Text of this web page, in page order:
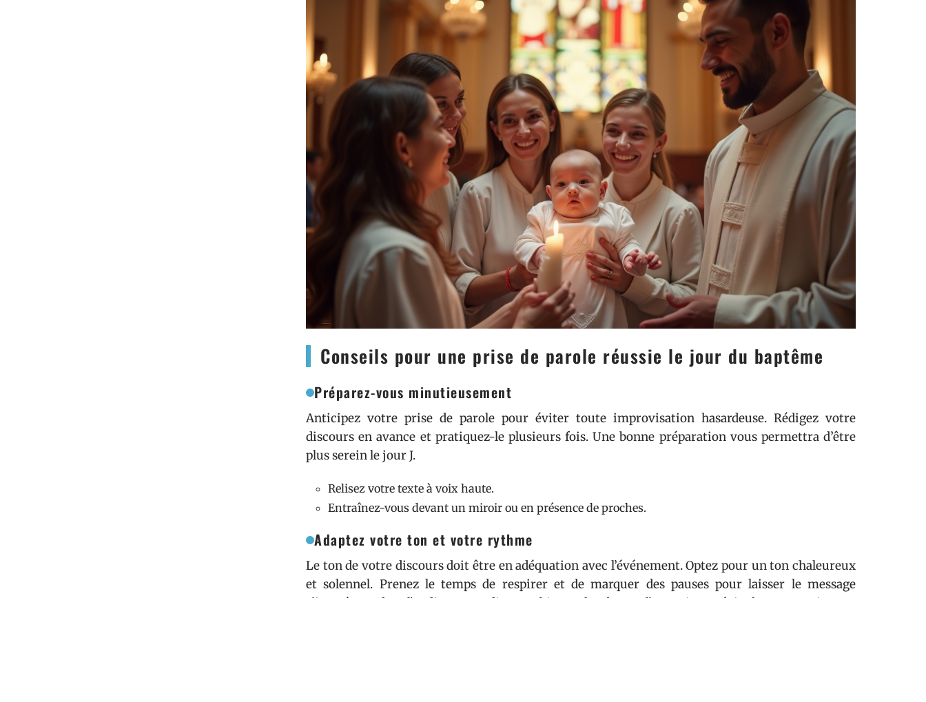
Conseils pour une prise de parole réussie le jour du baptême
Préparez-vous minutieusement
Anticipez votre prise de parole pour éviter toute improvisation hasardeuse. Rédigez votre
discours en avance et pratiquez-le plusieurs fois. Une bonne préparation vous permettra d’être
plus serein le jour J.
Relisez votre texte à voix haute.
Entraînez-vous devant un miroir ou en présence de proches.
Adaptez votre ton et votre rythme
Le ton de votre discours doit être en adéquation avec l’événement. Optez pour un ton chaleureux
et solennel. Prenez le temps de respirer et de marquer des pauses pour laisser le message
s’imprégner dans l’audience. Un discours bien rythmé capte l’attention et évite la monotonie.